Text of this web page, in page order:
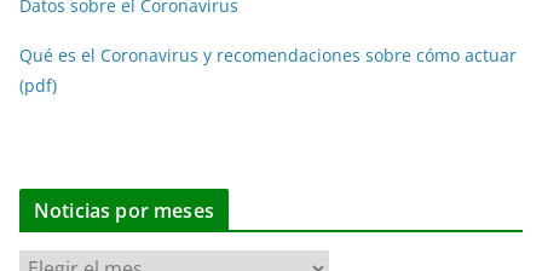
Datos sobre el Coronavirus
Qué es el Coronavirus y recomendaciones sobre cómo actuar
(pdf)
Noticias por meses
N